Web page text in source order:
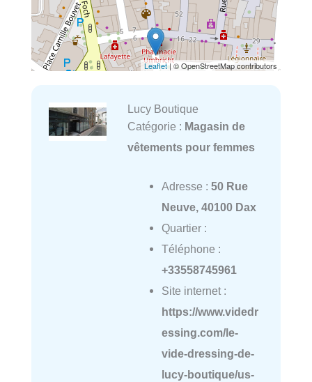
Leaflet| © OpenStreetMap contributors
Lucy Boutique
Catégorie : Magasin de
vêtements pour femmes
Adresse : 50 Rue
Neuve, 40100 Dax
Quartier :
Téléphone :
+33558745961
Site internet :
https://www.videdr
essing.com/le-
vide-dressing-de-
lucy-boutique/us-